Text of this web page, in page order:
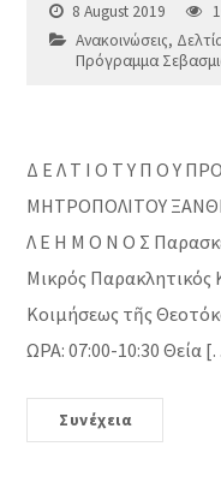
8 August 2019
Ανακοινώσεις,
Πρόγραμμα
Δ Ε Λ Τ Ι Ο Τ Υ Π Ο Υ
ΜΗΤΡΟΠΟΛΙΤΟΥ
Λ Ε Η Μ Ο Ν Ο Σ
Μικρός Παρακλητικός
Κοιμήσεως τῆς
ΩΡΑ: 07:00-10:30 Θεία
Συνέχεια